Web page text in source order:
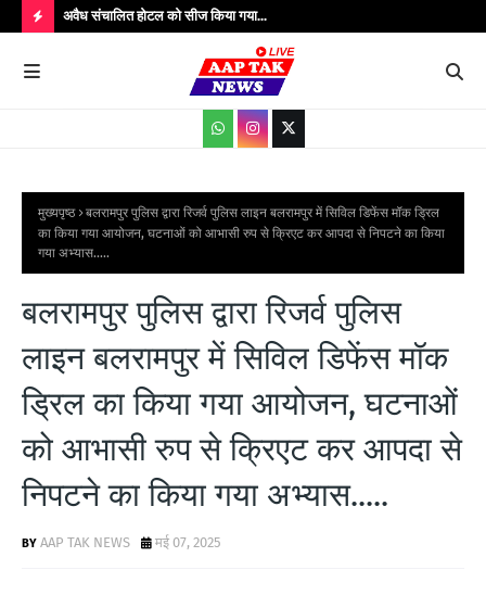
O
S
S
श्री अवैध संचालित होटल को सीज किया गया...
मुख्यपृष्ठ
बलरामपुर पुलिस द्वारा रिजर्व पुलिस लाइन बलरामपुर में सिविल डिफेंस मॉक ड्रिल
का किया गया आयोजन, घटनाओं को आभासी रुप से क्रिएट कर आपदा से निपटने का किया
गया अभ्यास.....
बलरामपुर पुलिस द्वारा रिजर्व पुलिस
लाइन बलरामपुर में सिविल डिफेंस मॉक
ड्रिल का किया गया आयोजन, घटनाओं
को आभासी रुप से क्रिएट कर आपदा से
निपटने का किया गया अभ्यास.....
AAP TAK NEWS मई 07, 2025